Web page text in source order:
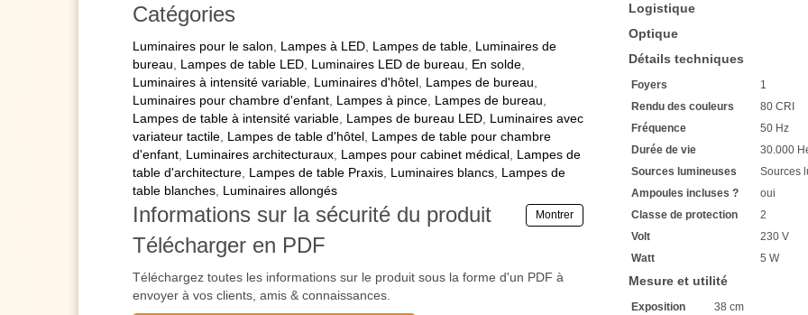
Contrôlez le faisceau
Un indice de rendu des
Voyez les couleurs avec
Très longue durée de vie
La tension de
normal)
La classe de protection de la
La classification IP est IP20
Facile à monter sur un mur
Ce superbe luminaire existe
Lampe de table LED,
Vous avez une garantie de
Si vous avez des
N'hésitez pas à demander
nombre d'articles
En tant qu'hôtelier, profitez
Nous nous réjouissons de
Catégories
Luminaires pour le salon, Lampes à LED, Lampes de table, Luminaires de
bureau, Lampes de table LED, Luminaires LED de bureau, En solde,
Luminaires à intensité variable, Luminaires d'hôtel, Lampes de bureau,
Luminaires pour chambre d'enfant, Lampes à pince, Lampes de bureau,
Lampes de table à intensité variable, Lampes de bureau LED, Luminaires avec
variateur tactile, Lampes de table d'hôtel, Lampes de table pour chambre
d'enfant, Luminaires architecturaux, Lampes pour cabinet médical, Lampes de
table d'architecture, Lampes de table Praxis, Luminaires blancs, Lampes de
table blanches, Luminaires allongés
Informations sur la sécurité du produit Montrer
Télécharger en PDF
Téléchargez toutes les informations sur le produit sous la forme d'un PDF à
envoyer à vos clients, amis & connaissances.
Logistique
Optique
Détails techniques
Foyers
1
Rendu des couleurs
80 CRI
Fréquence
50 Hz
Durée de vie
30.000
Sources lumineuses
Sources
Ampoules incluses ?
oui
Classe de protection
2
Volt
230 V
Watt
5 W
Mesure et utilité
Exposition
38 cm